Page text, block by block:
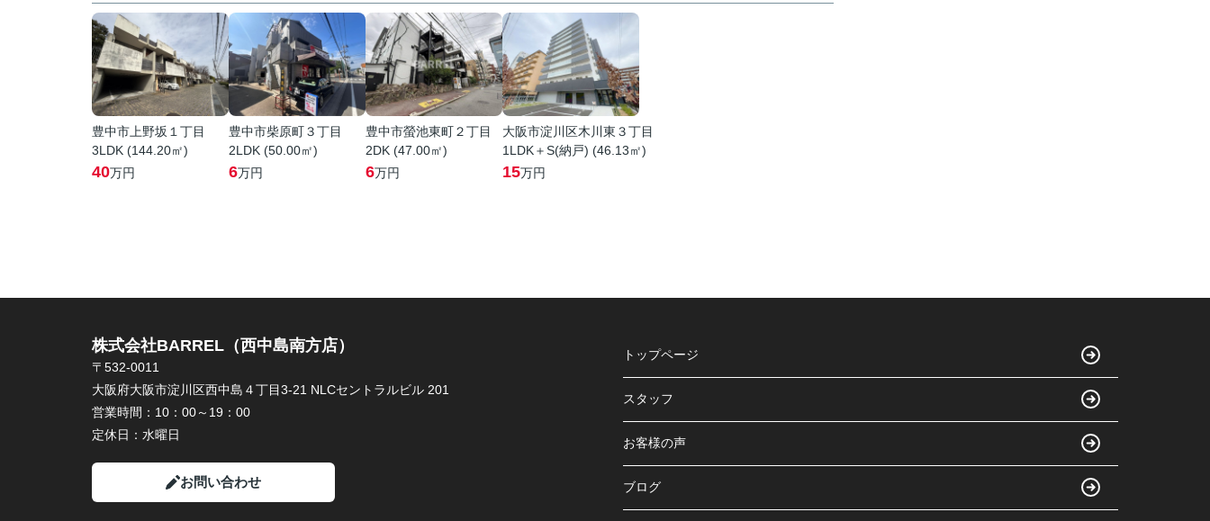
豊中市上野坂１丁目
3LDK (144.20㎡)
40万円
豊中市柴原町３丁目
2LDK (50.00㎡)
6万円
豊中市螢池東町２丁目
2DK (47.00㎡)
6万円
大阪市淀川区木川東３丁目
1LDK＋S(納戸) (46.13㎡)
15万円
株式会社BARREL（西中島南方店）
〒532-0011
大阪府大阪市淀川区西中島４丁目3-21 NLCセントラルビル 201
営業時間： 10：00～19：00
定休日： 水曜日
お問い合わせ
トップページ
スタッフ
お客様の声
ブログ